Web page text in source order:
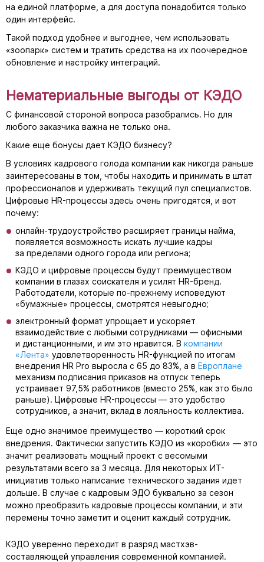
на единой платформе, а для доступа понадобится только
один интерфейс.
Такой подход удобнее и выгоднее, чем использовать
«зоопарк» систем и тратить средства на их поочередное
обновление и настройку интеграций.
Нематериальные выгоды от КЭДО
С финансовой стороной вопроса разобрались. Но для
любого заказчика важна не только она.
Какие еще бонусы дает КЭДО бизнесу?
В условиях кадрового голода компании как никогда раньше
заинтересованы в том, чтобы находить и принимать в штат
профессионалов и удерживать текущий пул специалистов.
Цифровые HR-процессы здесь очень пригодятся, и вот
почему:
онлайн-трудоустройство расширяет границы найма,
появляется возможность искать лучшие кадры
за пределами одного города или региона;
КЭДО и цифровые процессы будут преимуществом
компании в глазах соискателя и усилят HR-бренд.
Работодатели, которые по-прежнему исповедуют
«бумажные» процессы, смотрятся невыгодно;
электронный формат упрощает и ускоряет
взаимодействие с любыми сотрудниками — офисными
и дистанционными, и им это нравится. В компании
«Лента» удовлетворенность HR-функцией по итогам
внедрения HR Pro выросла с 65 до 83%, а в Европлане
механизм подписания приказов на отпуск теперь
устраивает 97,5% работников (вместо 25%, как это было
раньше). Цифровые HR-процессы — это удобство
сотрудников, а значит, вклад в лояльность коллектива.
Еще одно значимое преимущество — короткий срок
внедрения. Фактически запустить КЭДО из «коробки» — это
значит реализовать мощный проект с весомыми
результатами всего за 3 месяца. Для некоторых ИТ-
инициатив только написание технического задания идет
дольше. В случае с кадровым ЭДО буквально за сезон
можно преобразить кадровые процессы компании, и эти
перемены точно заметит и оценит каждый сотрудник.
КЭДО уверенно переходит в разряд мастхэв-
составляющей управления современной компанией.